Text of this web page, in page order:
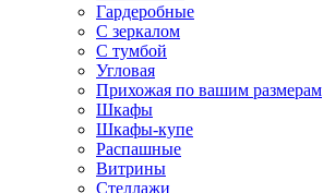
Гардеробные
С зеркалом
С тумбой
Угловая
Прихожая по вашим размерам
Шкафы
Шкафы-купе
Распашные
Витрины
Стеллажи